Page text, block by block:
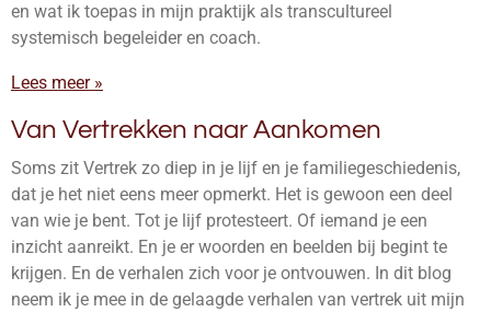
en wat ik toepas in mijn praktijk als transcultureel
systemisch begeleider en coach.
Lees meer »
Van Vertrekken naar Aankomen
Soms zit Vertrek zo diep in je lijf en je familiegeschiedenis,
dat je het niet eens meer opmerkt. Het is gewoon een deel
van wie je bent. Tot je lijf protesteert. Of iemand je een
inzicht aanreikt. En je er woorden en beelden bij begint te
krijgen. En de verhalen zich voor je ontvouwen. In dit blog
neem ik je mee in de gelaagde verhalen van vertrek uit mijn